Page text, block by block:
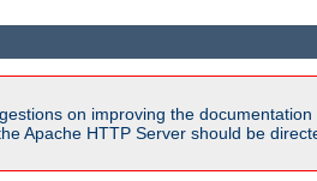
on improving the
Apache HTTP Server should be